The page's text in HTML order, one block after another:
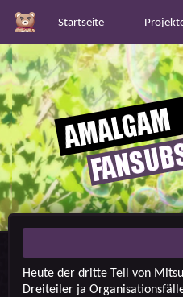
Startseite
Heute der dritte Teil von
Dreiteiler ja